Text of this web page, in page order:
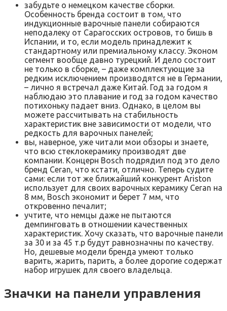
забудьте о немецком качестве сборки.
Особенность бренда состоит в том, что
индукционные варочные панели собираются
неподалеку от Сарагосских островов, то бишь в
Испании, и то, если модель принадлежит к
стандартному или премиальному классу. Эконом
сегмент вообще давно турецкий. И дело состоит
не только в сборке, – даже комплектующие за
редким исключением производятся не в Германии,
– лично я встречал даже Китай. Год за годом я
наблюдаю это плавание и год за годом качество
потихоньку падает вниз. Однако, в целом вы
можете рассчитывать на стабильность
характеристик вне зависимости от модели, что
редкость для варочных панелей;
вы, наверное, уже читали мои обзоры и знаете,
что всю стеклокерамику производят две
компании. Концерн Bosch подрядил под это дело
бренд Ceran, что кстати, отлично. Теперь судите
сами: если тот же ближайший конкурент Ariston
использует для своих варочных керамику Ceran на
8 мм, Bosch экономит и берет 7 мм, что
откровенно печалит;
учтите, что немцы даже не пытаются
демпинговать в отношении качественных
характеристик. Хочу сказать, что варочные панели
за 30 и за 45 т.р будут равнозначны по качеству.
Но, дешевые модели бренда умеют только
варить, жарить, парить, а более дорогие содержат
набор игрушек для своего владельца.
Значки на панели управления